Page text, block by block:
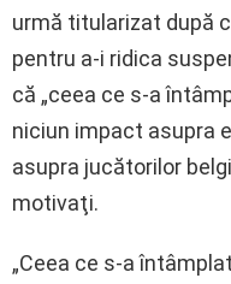
urmă titularizat după
pentru a-i ridica
că „ceea ce s-a
niciun impact asupra
asupra jucătorilor
motivaţi.
„Ceea ce s-a